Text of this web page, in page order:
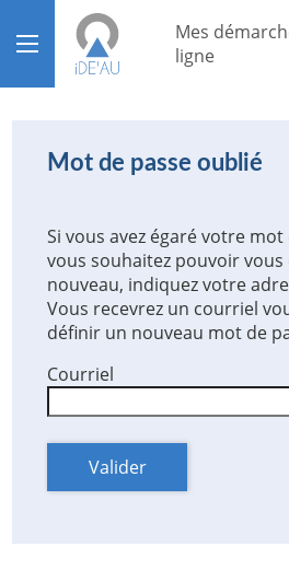
Mes
ligne
Ouvrir le menu
Aide
Mon tableau
Mot de passe oublié
Si vous avez égaré votre
vous souhaitez pouvoir vous
nouveau, indiquez votre
Vous recevrez un courriel
définir un nouveau mot de
Courriel
Valider